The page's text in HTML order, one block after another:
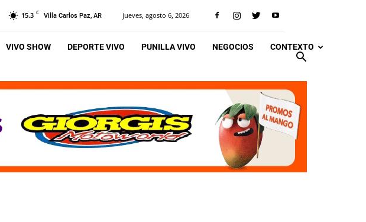
15.3 C Villa Carlos Paz, AR jueves, agosto 6, 2026
VIVO SHOW DEPORTE VIVO PUNILLA VIVO NEGOCIOS CONTEXTO